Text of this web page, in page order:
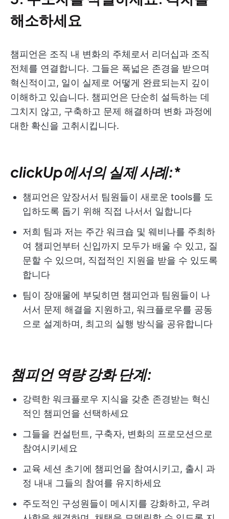
해소하세요
챔피언은 조직 내 변화의 주체로서 리더십과 조직
전체를 연결합니다. 그들은 폭넓은 존경을 받으며
혁신적이고, 일이 실제로 어떻게 완료되는지 깊이
이해하고 있습니다. 챔피언은 단순히 설득하는 데
그치지 않고, 구축하고 문제 해결하며 변화 과정에
대한 확신을 고취시킵니다.
clickUp에서의 실제 사례:*
챔피언은 앞장서서 팀원들이 새로운 tools를 도
입하도록 돕기 위해 직접 나서서 일합니다
저희 팀과 저는 주간 워크숍 및 웨비나를 주최하
여 챔피언부터 신입까지 모두가 배울 수 있고, 질
문할 수 있으며, 직접적인 지원을 받을 수 있도록
합니다
팀이 장애물에 부딪히면 챔피언과 팀원들이 나
서서 문제 해결을 지원하고, 워크플로우를 공동
으로 설계하며, 최고의 실행 방식을 공유합니다
챔피언 역량 강화 단계:
강력한 워크플로우 지식을 갖춘 존경받는 혁신
적인 챔피언을 선택하세요
그들을 컨설턴트, 구축자, 변화의 프로모션으로
참여시키세요
교육 세션 초기에 챔피언을 참여시키고, 출시 과
정 내내 그들의 참여를 유지하세요
주도적인 구성원들이 메시지를 강화하고, 우려